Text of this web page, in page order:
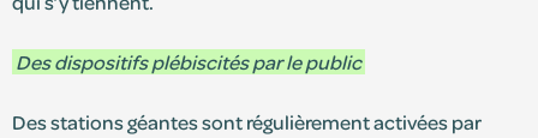
Des dispositifs plébiscités par le public
Des stations géantes sont régulièrement activées par